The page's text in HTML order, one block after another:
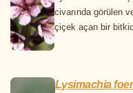
civarında görülen
çiçek açan bir
Lysimachia